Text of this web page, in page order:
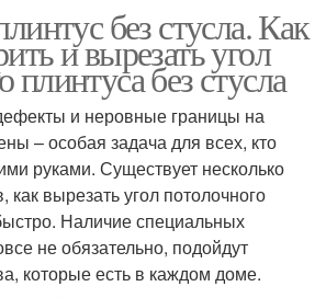
без стусла. Как
и вырезать угол
плинтуса без стусла
и неровные границы на
– особая задача для всех, кто
руками. Существует несколько
как вырезать угол потолочного
Наличие специальных
не обязательно, подойдут
которые есть в каждом доме.